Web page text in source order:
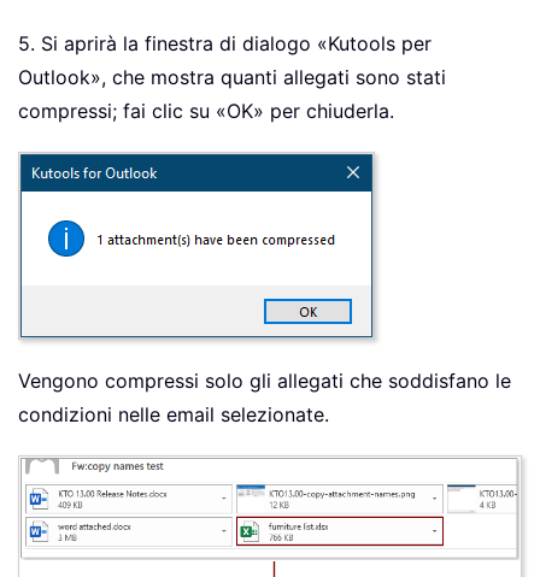
5. Si aprirà la finestra di dialogo «Kutools per
Outlook», che mostra quanti allegati sono stati
compressi; fai clic su «OK» per chiuderla.
Vengono compressi solo gli allegati che soddisfano le
condizioni nelle email selezionate.